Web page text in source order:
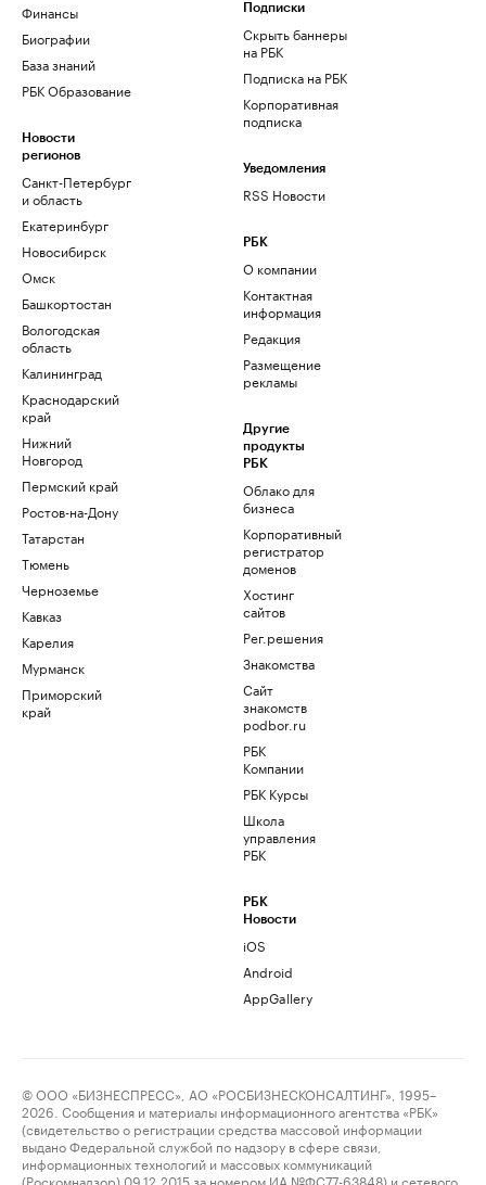
Финансы
Биографии
База знаний
РБК Образование
Новости
регионов
Санкт-Петербург
и область
Екатеринбург
Новосибирск
Омск
Башкортостан
Вологодская
область
Калининград
Краснодарский
край
Нижний
Новгород
Пермский край
Ростов-на-Дону
Татарстан
Тюмень
Черноземье
Кавказ
Карелия
Мурманск
Приморский
край
Подписки
Скрыть баннеры
на РБК
Подписка на РБК
Корпоративная
подписка
Уведомления
RSS Новости
РБК
О компании
Контактная
информация
Редакция
Размещение
рекламы
Другие
продукты
РБК
Облако для
бизнеса
Корпоративный
регистратор
доменов
Хостинг
сайтов
Рег.решения
Знакомства
Сайт
знакомств
podbor.ru
РБК
Компании
РБК Курсы
Школа
управления
РБК
РБК
Новости
iOS
Android
AppGallery
© ООО «БИЗНЕСПРЕСС», АО «РОСБИЗНЕСКОНСАЛТИНГ», 1995–
2026. Сообщения и материалы информационного агентства «РБК»
(свидетельство о регистрации средства массовой информации
выдано Федеральной службой по надзору в сфере связи,
информационных технологий и массовых коммуникаций
(Роскомнадзор) 09.12.2015 за номером ИА №ФС77-63848) и сетевого